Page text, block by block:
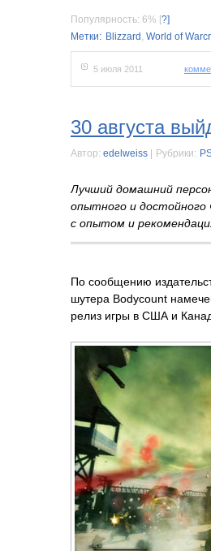
Популярность: 6% [?]
Метки: Blizzard , World of
5 июля 2011
30 августа
Автор: edelweiss Рубрики:
Лучший домашний
опытного и достойного
с опытом и
По сообщению
шутера Bodycount
релиз игры в США и